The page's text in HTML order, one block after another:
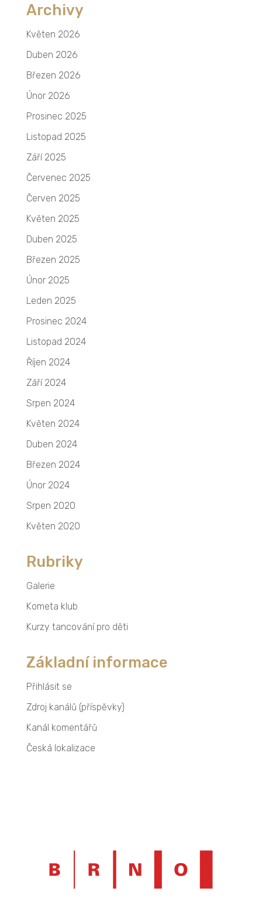
Archivy
Květen 2026
Duben 2026
Březen 2026
Únor 2026
Prosinec 2025
Listopad 2025
Září 2025
Červenec 2025
Červen 2025
Květen 2025
Duben 2025
Březen 2025
Únor 2025
Leden 2025
Prosinec 2024
Listopad 2024
Říjen 2024
Září 2024
Srpen 2024
Květen 2024
Duben 2024
Březen 2024
Únor 2024
Srpen 2020
Květen 2020
Rubriky
Galerie
Kometa klub
Kurzy tancování pro děti
Základní informace
Přihlásit se
Zdroj kanálů (příspěvky)
Kanál komentářů
Česká lokalizace